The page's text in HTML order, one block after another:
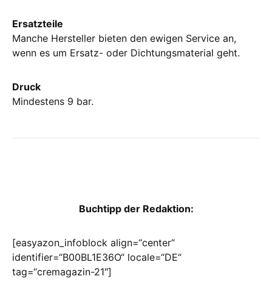
Ersatzteile
Manche Hersteller bieten den ewigen Service an,
wenn es um Ersatz- oder Dichtungsmaterial geht.
Druck
Mindestens 9 bar.
Buchtipp der Redaktion:
[easyazon_infoblock align=“center“
identifier=“B00BL1E36O“ locale=“DE“
tag=“cremagazin-21″]